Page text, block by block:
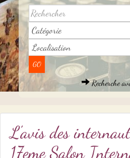
Recherche
L'avis des
17eme Salon